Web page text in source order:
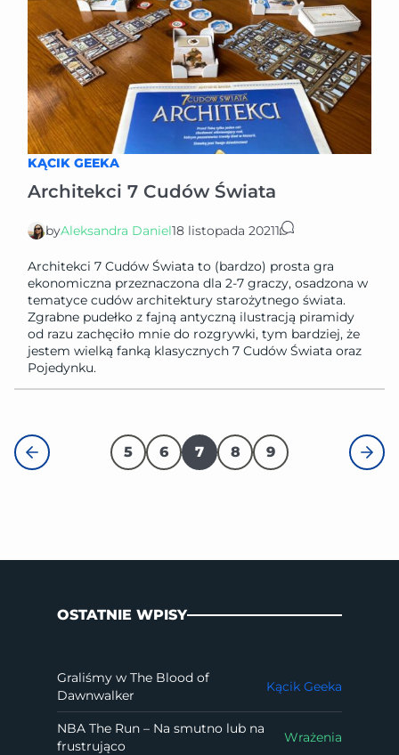
KĄCIK GEEKA
Architekci 7 Cudów Świata
byAleksandra Daniel18 listopada 20211
Architekci 7 Cudów Świata to (bardzo) prosta gra
ekonomiczna przeznaczona dla 2-7 graczy, osadzona w
tematyce cudów architektury starożytnego świata.
Zgrabne pudełko z fajną antyczną ilustracją piramidy
od razu zachęciło mnie do rozgrywki, tym bardziej, że
jestem wielką fanką klasycznych 7 Cudów Świata oraz
Pojedynku.
5 6 7 8 9
OSTATNIE WPISY
Graliśmy w The Blood of
Dawnwalker
Kącik Geeka
NBA The Run – Na smutno lub na
frustrująco
Wrażenia